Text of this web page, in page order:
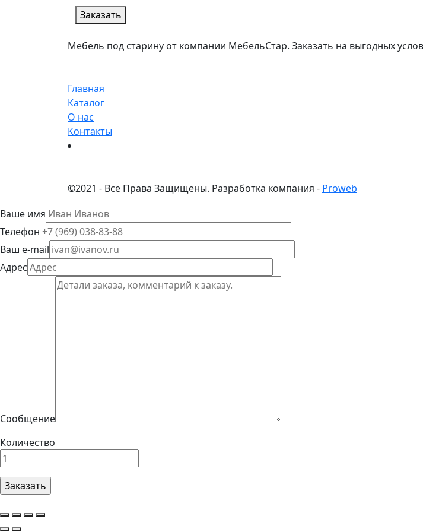
Заказать
Мебель под старину от компании МебельСтар. Заказать на выгодных
Главная
Каталог
О нас
Контакты
©2021 - Все Права Защищены. Разработка компания - Proweb
Ваше имя
Телефон
Ваш e-mail
Адрес
Сообщение
Количество